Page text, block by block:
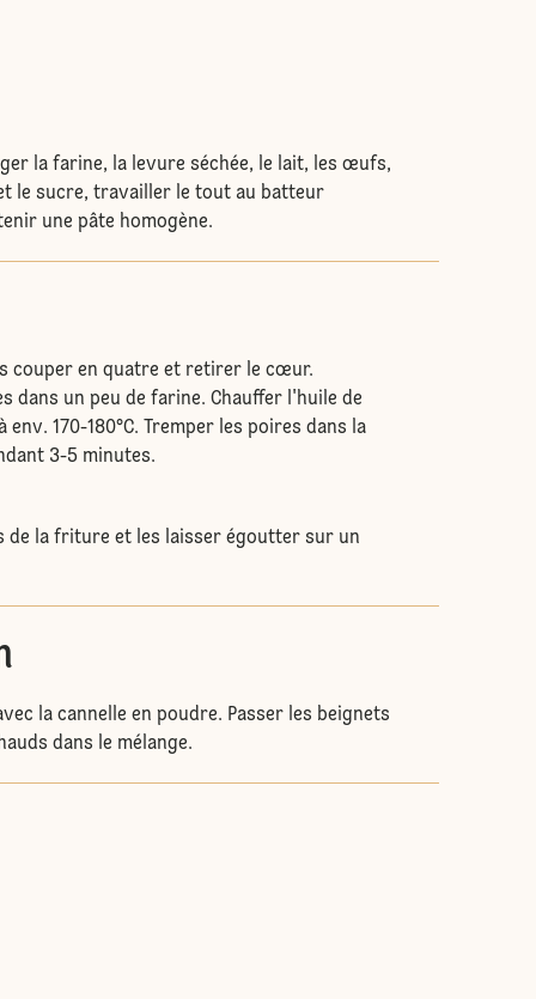
la farine, la levure séchée, le lait, les œufs,
le sucre, travailler le tout au batteur
une pâte homogène.
couper en quatre et retirer le cœur.
dans un peu de farine. Chauffer l'huile de
170-180°C. Tremper les poires dans la
3-5 minutes.
de la friture et les laisser égoutter sur un
la cannelle en poudre. Passer les beignets
dans le mélange.